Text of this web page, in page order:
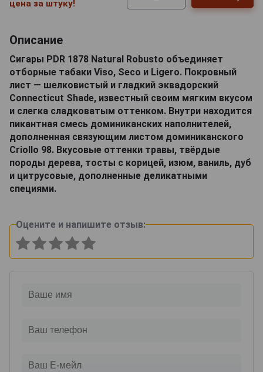
цена за штуку!
Описание
Сигары PDR 1878 Natural Robusto объединяет
отборные табаки Viso, Seco и Ligero. Покровный
лист — шелковистый и гладкий эквадорский
Connecticut Shade, известный своим мягким вкусом
и слегка сладковатым оттенком. Внутри находится
пикантная смесь доминиканских наполнителей,
дополненная связующим листом доминиканского
Criollo 98. Вкусовые оттенки травы, твёрдые
породы дерева, тосты с корицей, изюм, ваниль, дуб
и цитрусовые, дополненные деликатными
специями.
Оцените и напишите отзыв: